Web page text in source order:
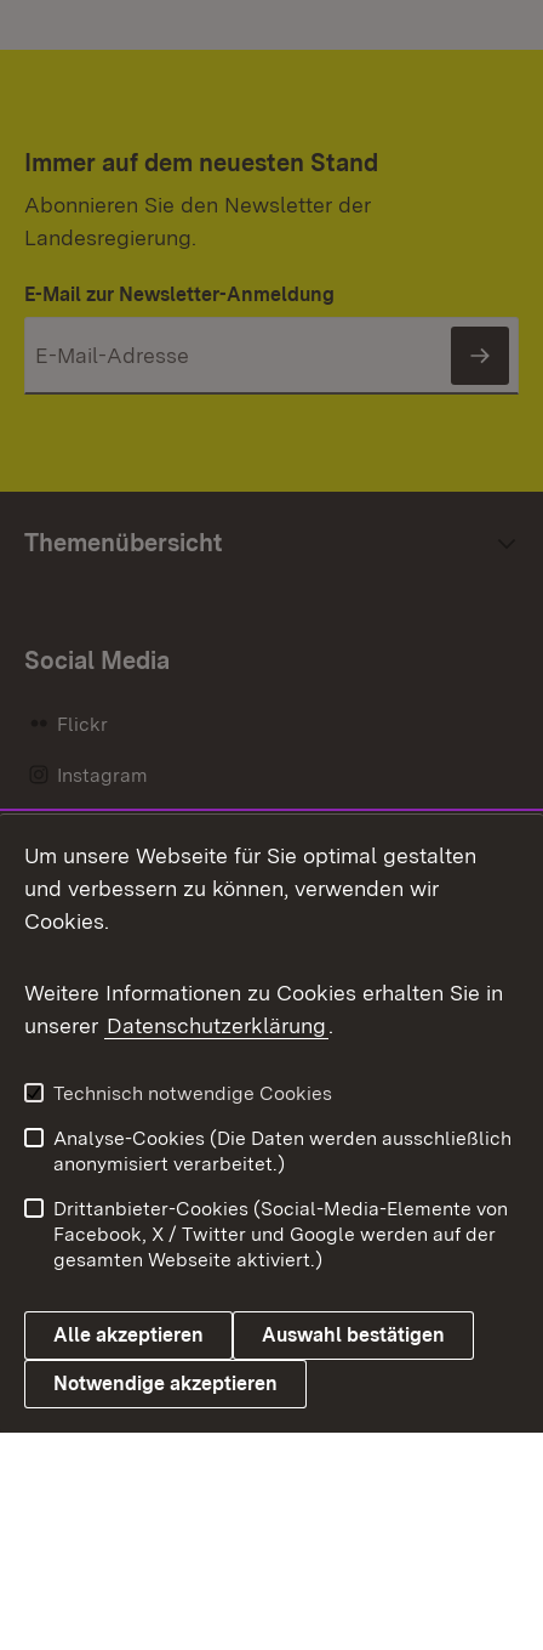
Immer auf dem neuesten Stand
Abonnieren Sie den Newsletter der
Landesregierung.
E-Mail zur Newsletter-Anmeldung
Themenübersicht
Social Media
Flickr
Instagram
Mastodon
Messenger
Social Wall
X / Twitter
Youtube
Link zum Landesportal
Benutzungshinweise
Barrierefreiheit
Datenschutz
Cookies
Um unsere Webseite für Sie optimal gestalten
und verbessern zu können, verwenden wir
Cookies.
Weitere Informationen zu Cookies erhalten Sie in
unserer Datenschutzerklärung.
Technisch notwendige Cookies
Analyse-Cookies (Die Daten werden ausschließlich
anonymisiert verarbeitet.)
Drittanbieter-Cookies (Social-Media-Elemente von
Facebook, X / Twitter und Google werden auf der
gesamten Webseite aktiviert.)
Alle akzeptieren Auswahl bestätigen
Notwendige akzeptieren